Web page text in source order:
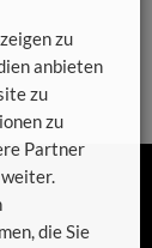
zu
anbieten
zu
zu
Partner
die Sie